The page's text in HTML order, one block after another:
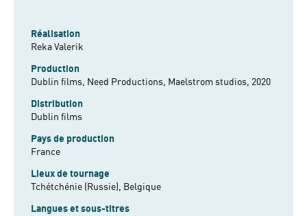
Réalisation
Reka Valerik
Production
Dublin films, Need Productions, Maelstrom studios, 2020
Distribution
Dublin films
Pays de production
France
Lieux de tournage
Tchétchénie (Russie), Belgique
Langues et sous-titres